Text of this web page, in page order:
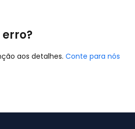
aos detalhes. Conte para nós